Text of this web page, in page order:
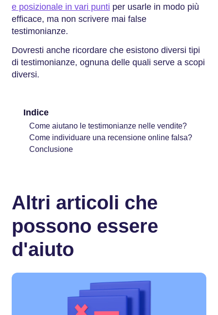
e posizionale in vari punti per usarle in modo più
efficace, ma non scrivere mai false
testimonianze.
Dovresti anche ricordare che esistono diversi tipi
di testimonianze, ognuna delle quali serve a scopi
diversi.
Indice
Come aiutano le testimonianze nelle vendite?
Come individuare una recensione online falsa?
Conclusione
Altri articoli che
possono essere
d'aiuto